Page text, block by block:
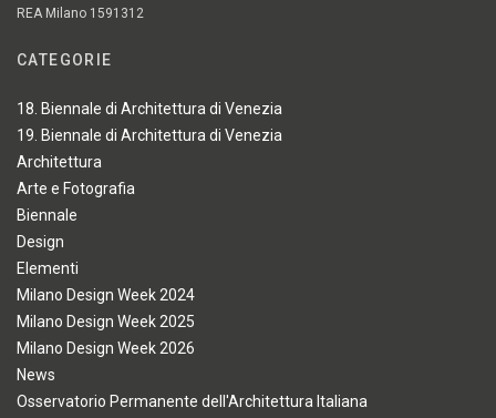
REA Milano 1591312
CATEGORIE
18. Biennale di Architettura di Venezia
19. Biennale di Architettura di Venezia
Architettura
Arte e Fotografia
Biennale
Design
Elementi
Milano Design Week 2024
Milano Design Week 2025
Milano Design Week 2026
News
Osservatorio Permanente dell'Architettura Italiana